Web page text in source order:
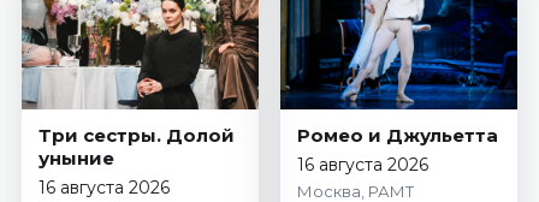
Три сестры. Долой
уныние
16 августа 2026
Ромео и Джульетта
16 августа 2026
Москва, РАМТ